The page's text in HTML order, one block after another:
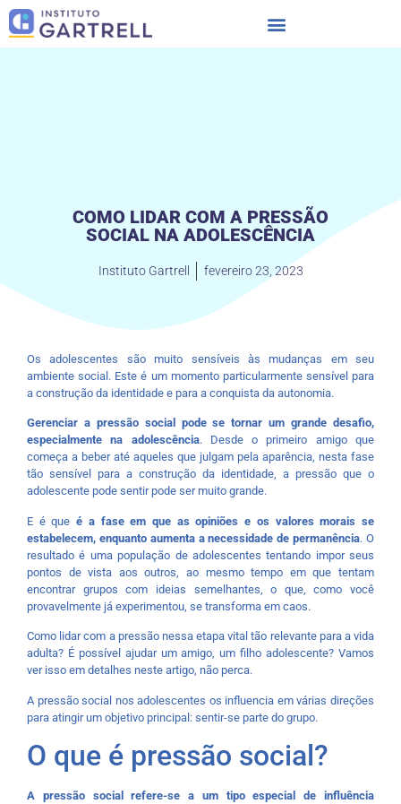
COMO LIDAR COM A PRESSÃO
SOCIAL NA ADOLESCÊNCIA
Instituto Gartrell fevereiro 23, 2023
Os adolescentes são muito sensíveis às mudanças em seu
ambiente social. Este é um momento particularmente sensível para
a construção da identidade e para a conquista da autonomia.
Gerenciar a pressão social pode se tornar um grande desafio,
especialmente na adolescência. Desde o primeiro amigo que
começa a beber até aqueles que julgam pela aparência, nesta fase
tão sensível para a construção da identidade, a pressão que o
adolescente pode sentir pode ser muito grande.
E é queé a fase em que as opiniões e os valores morais se
estabelecem, enquanto aumenta a necessidade de permanência. O
resultado é uma população de adolescentes tentando impor seus
pontos de vista aos outros, ao mesmo tempo em que tentam
encontrar grupos com ideias semelhantes, o que, como você
provavelmente já experimentou, se transforma em caos.
Como lidar com a pressão nessa etapa vital tão relevante para a vida
adulta? É possível ajudar um amigo, um filho adolescente? Vamos
ver isso em detalhes neste artigo, não perca.
A pressão social nos adolescentes os influencia em várias direções
para atingir um objetivo principal: sentir-se parte do grupo.
O que é pressão social?
A pressão social refere-se a um tipo especial de influência